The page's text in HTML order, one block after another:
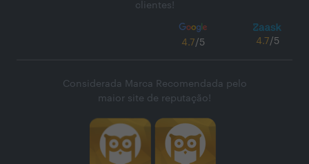
clientes!
4.7/5 4.7/5
Considerada Marca Recomendada pelo
maior site de reputação!